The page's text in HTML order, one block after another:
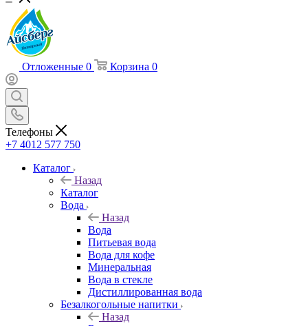
Отложенные 0 Корзина 0
Телефоны
+7 4012 577 750
Каталог
Назад
Каталог
Вода
Назад
Вода
Питьевая вода
Вода для кофе
Минеральная
Вода в стекле
Дистиллированная вода
Безалкогольные напитки
Назад